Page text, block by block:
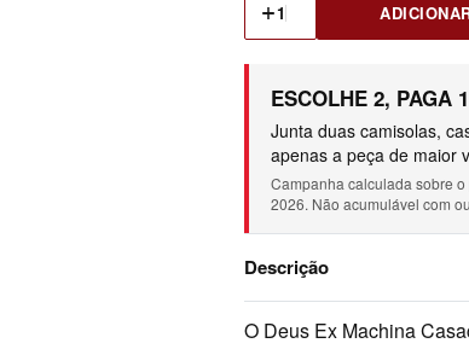
ESCOLHE 2, PAGA 1
Junta duas camisolas,
apenas a peça de maior
Campanha calculada sobre
2026. Não acumulável com
Descrição
O Deus Ex Machina